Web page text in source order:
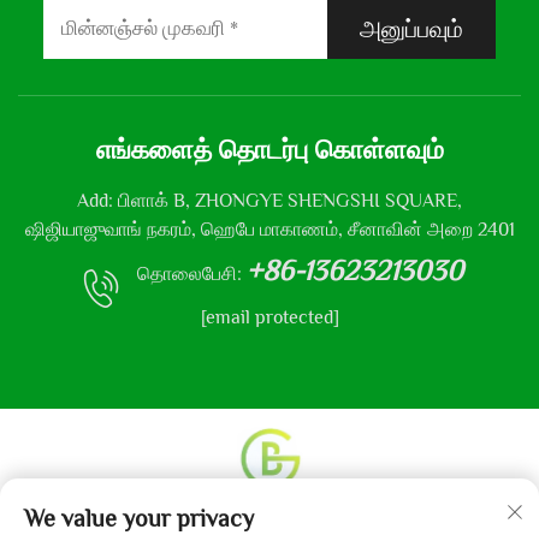
அனுப்பவும்
எங்களைத் தொடர்பு கொள்ளவும்
Add: பிளாக் B, ZHONGYE SHENGSHI SQUARE,
ஷிஜியாஜுவாங் நகரம், ஹெபே மாகாணம், சீனாவின் அறை 2401
தொலைபேசி: +86-13623213030
[email protected]
உரிமை தொடர்பான அனைத்து உரிமைகளும் © 2013-2024
We value your privacy